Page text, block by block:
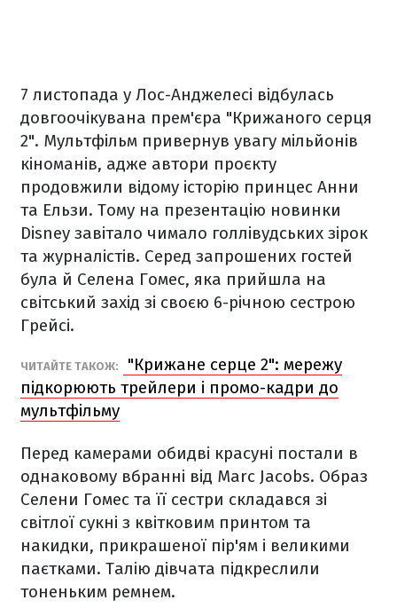
7 листопада у Лос-Анджелесі відбулась
довгоочікувана прем'єра "Крижаного серця
2". Мультфільм привернув увагу мільйонів
кіноманів, адже автори проєкту
продовжили відому історію принцес Анни
та Ельзи. Тому на презентацію новинки
Disney завітало чимало голлівудських зірок
та журналістів. Серед запрошених гостей
була й Селена Гомес, яка прийшла на
світський захід зі своєю 6-річною сестрою
Грейсі.
ЧИТАЙТЕ ТАКОЖ:
"Крижане серце 2": мережу
підкорюють трейлери і промо-кадри до
мультфільму
Перед камерами обидві красуні постали в
однаковому вбранні від Marc Jacobs. Образ
Селени Гомес та її сестри складався зі
світлої сукні з квітковим принтом та
накидки, прикрашеної пір'ям і великими
паєтками. Талію дівчата підкреслили
тоненьким ремнем.